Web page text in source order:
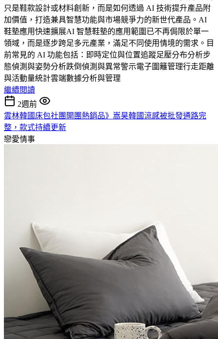
只是鞋款設計或材料創新，而是如何透過 AI 技術提升產品附
加價值，打造兼具智慧功能與市場競爭力的新世代產品。AI
鞋墊應用快速擴展AI 智慧鞋墊的應用範圍已不再侷限於單一
領域，而是逐步跨足多元產業，滿足不同使用情境的需求。目
前常見的 AI 功能包括：即時定位與位置追蹤足壓分布分析步
態偵測與姿勢分析跌倒偵測與異常警示電子圍籬管理行走距離
與活動量統計雲端數據分析與管理
繼續閱讀
2週前
雲林韓國床包社團開團熱銷品》嵩昊韓國涼感被批發通路完
整，款式持續更新
戀愛情事